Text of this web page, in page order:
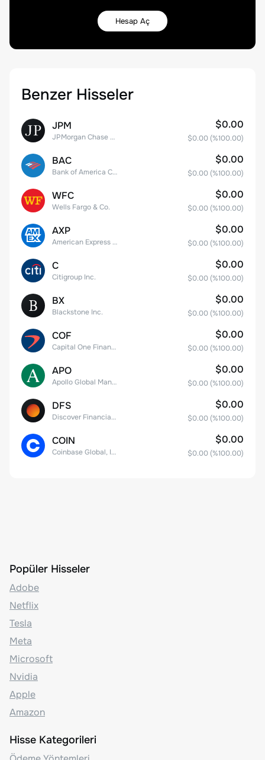
Hesap Aç
Benzer Hisseler
JPM
JPMorgan Chase & Co.
$0.00
$0.00 (%100.00)
BAC
Bank of America Corporation
$0.00
$0.00 (%100.00)
WFC
Wells Fargo & Co.
$0.00
$0.00 (%100.00)
AXP
American Express Company
$0.00
$0.00 (%100.00)
C
Citigroup Inc.
$0.00
$0.00 (%100.00)
BX
Blackstone Inc.
$0.00
$0.00 (%100.00)
COF
Capital One Financial
$0.00
$0.00 (%100.00)
APO
Apollo Global Management, Inc.
$0.00
$0.00 (%100.00)
DFS
Discover Financial Services
$0.00
$0.00 (%100.00)
COIN
Coinbase Global, Inc. Class A Common Stock
$0.00
$0.00 (%100.00)
Popüler Hisseler
Adobe
Netflix
Tesla
Meta
Microsoft
Nvidia
Apple
Amazon
Hisse Kategorileri